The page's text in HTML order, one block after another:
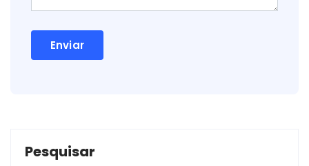
Pesquisar